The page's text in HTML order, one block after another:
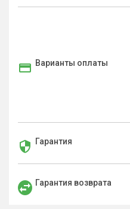
Варианты оплаты
Гарантия
Гарантия возврата